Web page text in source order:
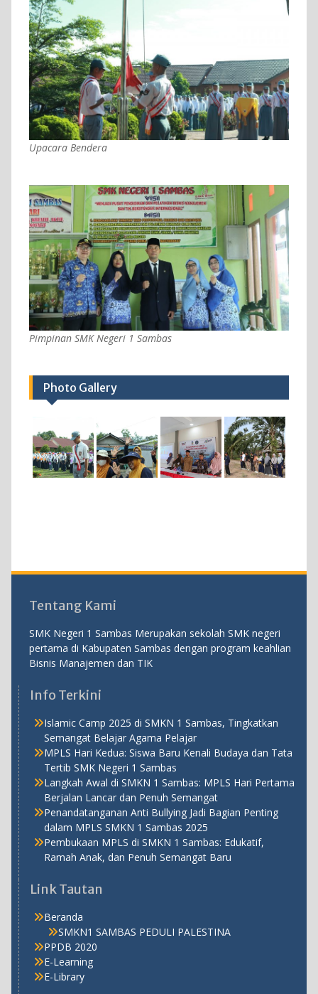
Upacara Bendera
Pimpinan SMK Negeri 1 Sambas
Photo Gallery
Tentang Kami
SMK Negeri 1 Sambas Merupakan sekolah SMK negeri
pertama di Kabupaten Sambas dengan program keahlian
Bisnis Manajemen dan TIK
Info Terkini
Islamic Camp 2025 di SMKN 1 Sambas, Tingkatkan
Semangat Belajar Agama Pelajar
MPLS Hari Kedua: Siswa Baru Kenali Budaya dan Tata
Tertib SMK Negeri 1 Sambas
Langkah Awal di SMKN 1 Sambas: MPLS Hari Pertama
Berjalan Lancar dan Penuh Semangat
Penandatanganan Anti Bullying Jadi Bagian Penting
dalam MPLS SMKN 1 Sambas 2025
Pembukaan MPLS di SMKN 1 Sambas: Edukatif,
Ramah Anak, dan Penuh Semangat Baru
Link Tautan
Beranda
SMKN1 SAMBAS PEDULI PALESTINA
PPDB 2020
E-Learning
E-Library